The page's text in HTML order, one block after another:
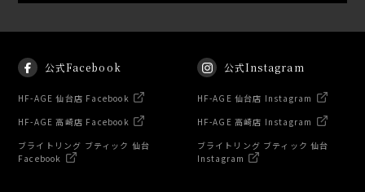
公式Facebook
HF-AGE 仙台店 Facebook
HF-AGE 高崎店 Facebook
ブライトリング ブティック 仙台
Facebook
公式Instagram
HF-AGE 仙台店 Instagram
HF-AGE 高崎店 Instagram
ブライトリング ブティック 仙台
Instagram